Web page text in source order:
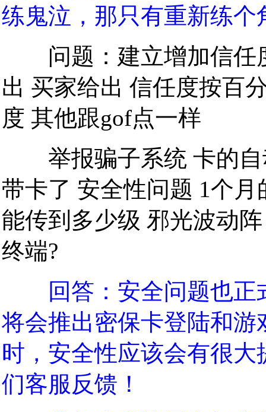
练鬼泣，那只有重新练个
问题：建立增加信任
出 买家给出 信任度按百
度 其他跟gof点一样
举报骗子系统 卡的自
带卡了 安全性问题 1个
能传到多少级 邪光波动
终端?
回答：安全问题也
将会推出密保卡登陆和
时，安全性应该会有很
们客服反馈！